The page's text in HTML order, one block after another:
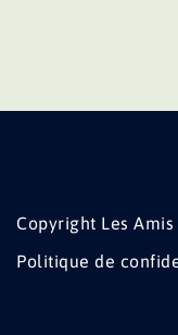
Copyright Les
Politique de